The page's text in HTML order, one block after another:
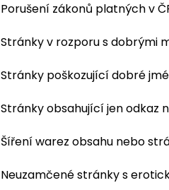
Porušení zákonů platných v
Stránky v rozporu s dobrými
Stránky poškozující dobré
Stránky obsahující jen odkaz
Šíření warez obsahu nebo
Neuzamčené stránky s